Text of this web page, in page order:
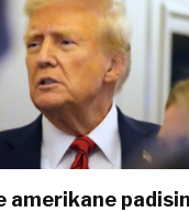
amerikane padisin